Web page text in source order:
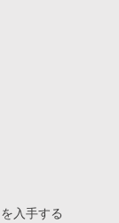
入手する